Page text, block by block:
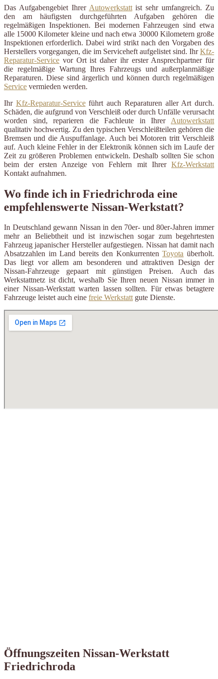
Das Aufgabengebiet Ihrer Autowerkstattist sehr umfangreich. Zu
den am häufigsten durchgeführten Aufgaben gehören die
regelmäßigen Inspektionen. Bei modernen Fahrzeugen sind etwa
alle 15000 Kilometer kleine und nach etwa 30000 Kilometern große
Inspektionen erforderlich. Dabei wird strikt nach den Vorgaben des
Herstellers vorgegangen, die im Serviceheft aufgelistet sind. IhrKfz-
Reparatur-Service vor Ort ist daher ihr erster Ansprechpartner für
die regelmäßige Wartung Ihres Fahrzeugs und außerplanmäßige
Reparaturen. Diese sind ärgerlich und können durch regelmäßigen
Service vermieden werden.
Ihr Kfz-Reparatur-Serviceführt auch Reparaturen aller Art durch.
Schäden, die aufgrund von Verschleiß oder durch Unfälle verursacht
worden sind, reparieren die Fachleute in Ihrer Autowerkstatt
qualitativ hochwertig. Zu den typischen Verschleißteilen gehören die
Bremsen und die Auspuffanlage. Auch bei Motoren tritt Verschleiß
auf. Auch kleine Fehler in der Elektronik können sich im Laufe der
Zeit zu größeren Problemen entwickeln. Deshalb sollten Sie schon
beim der ersten Anzeige von Fehlern mit Ihrer Kfz-Werkstatt
Kontakt aufnahmen.
Wo finde ich in Friedrichroda eine
empfehlenswerte Nissan-Werkstatt?
In Deutschland gewann Nissan in den 70er- und 80er-Jahren immer
mehr an Beliebtheit und ist inzwischen sogar zum begehrtesten
Fahrzeug japanischer Hersteller aufgestiegen. Nissan hat damit nach
Absatzzahlen im Land bereits den KonkurrentenToyota überholt.
Das liegt vor allem am besonderen und attraktiven Design der
Nissan-Fahrzeuge gepaart mit günstigen Preisen. Auch das
Werkstattnetz ist dicht, weshalb Sie Ihren neuen Nissan immer in
einer Nissan-Werkstatt warten lassen sollten. Für etwas betagtere
Fahrzeuge leistet auch eine freie Werkstattgute Dienste.
Öffnungszeiten Nissan-Werkstatt
Friedrichroda